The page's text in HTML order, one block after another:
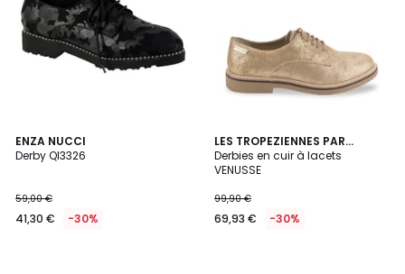
ENZA NUCCI
Derby Ql3326
59,00 €
41,30 € -30%
LES TROPEZIENNES PAR
M.BELARBI
Derbies en cuir à lacets
VENUSSE
99,90 €
69,93 € -30%